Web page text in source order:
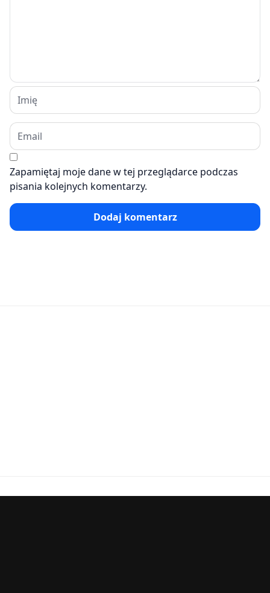
Zapamiętaj moje dane w tej przeglądarce podczas
pisania kolejnych komentarzy.
Dodaj komentarz